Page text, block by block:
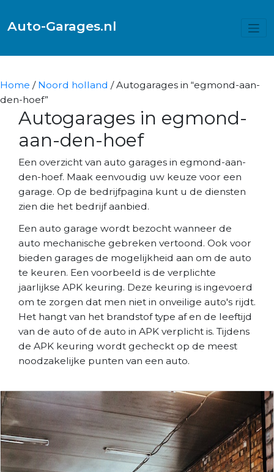
Auto-Garages.nl
Home / Noord holland / Autogarages in “egmond-aan-
den-hoef”
Autogarages in egmond-
aan-den-hoef
Een overzicht van auto garages in egmond-aan-
den-hoef. Maak eenvoudig uw keuze voor een
garage. Op de bedrijfpagina kunt u de diensten
zien die het bedrijf aanbied.
Een auto garage wordt bezocht wanneer de
auto mechanische gebreken vertoond. Ook voor
bieden garages de mogelijkheid aan om de auto
te keuren. Een voorbeeld is de verplichte
jaarlijkse APK keuring. Deze keuring is ingevoerd
om te zorgen dat men niet in onveilige auto's rijdt.
Het hangt van het brandstof type af en de leeftijd
van de auto of de auto in APK verplicht is. Tijdens
de APK keuring wordt gecheckt op de meest
noodzakelijke punten van een auto.